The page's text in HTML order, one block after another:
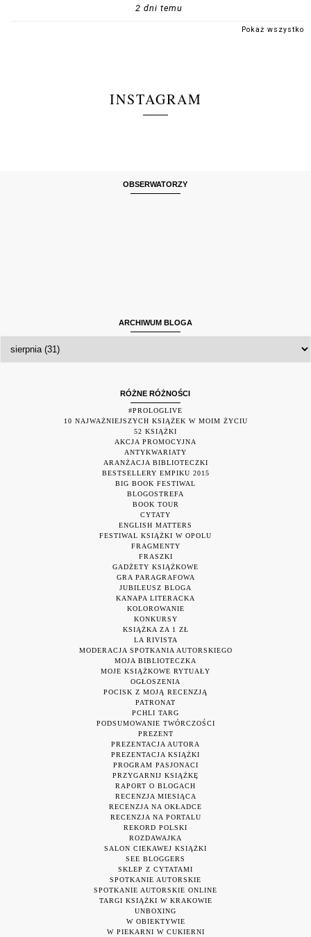
2 dni temu
Pokaż wszystko
INSTAGRAM
OBSERWATORZY
ARCHIWUM BLOGA
RÓŻNE RÓŻNOŚCI
#PROLOGLIVE
10 NAJWAŻNIEJSZYCH KSIĄŻEK W MOIM ŻYCIU
52 KSIĄŻKI
AKCJA PROMOCYJNA
ANTYKWARIATY
ARANŻACJA BIBLIOTECZKI
BESTSELLERY EMPIKU 2015
BIG BOOK FESTIWAL
BLOGOSTREFA
BOOK TOUR
CYTATY
ENGLISH MATTERS
FESTIWAL KSIĄŻKI W OPOLU
FRAGMENTY
FRASZKI
GADŻETY KSIĄŻKOWE
GRA PARAGRAFOWA
JUBILEUSZ BLOGA
KANAPA LITERACKA
KOLOROWANIE
KONKURSY
KSIĄŻKA ZA 1 ZŁ
LA RIVISTA
MODERACJA SPOTKANIA AUTORSKIEGO
MOJA BIBLIOTECZKA
MOJE KSIĄŻKOWE RYTUAŁY
OGŁOSZENIA
POCISK Z MOJĄ RECENZJĄ
PATRONAT
PCHLI TARG
PODSUMOWANIE TWÓRCZOŚCI
PREZENT
PREZENTACJA AUTORA
PREZENTACJA KSIĄŻKI
PROGRAM PASJONACI
PRZYGARNIJ KSIĄŻKĘ
RAPORT O BLOGACH
RECENZJA MIESIĄCA
RECENZJA NA OKŁADCE
RECENZJA NA PORTALU
REKORD POLSKI
ROZDAWAJKA
SALON CIEKAWEJ KSIĄŻKI
SEE BLOGGERS
SKLEP Z CYTATAMI
SPOTKANIE AUTORSKIE
SPOTKANIE AUTORSKIE ONLINE
TARGI KSIĄŻKI W KRAKOWIE
UNBOXING
W OBIEKTYWIE
W PIEKARNI W CUKIERNI